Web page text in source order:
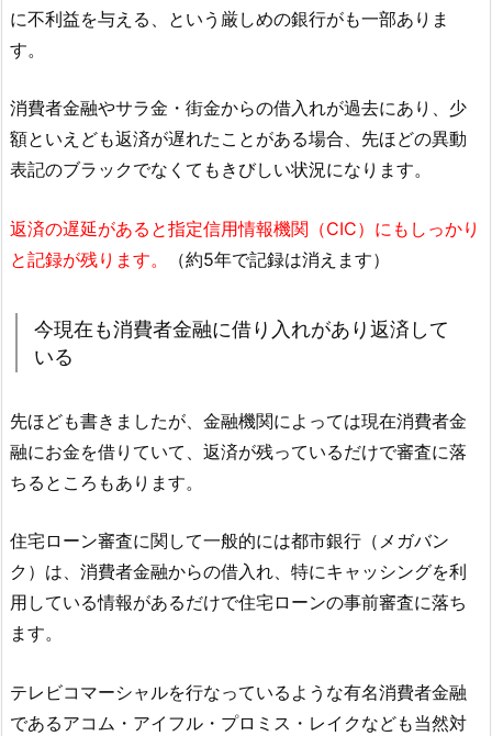
に不利益を与える、という厳しめの銀行がも一部ありま
す。
消費者金融やサラ金・街金からの借入れが過去にあり、少
額といえども返済が遅れたことがある場合、先ほどの異動
表記のブラックでなくてもきびしい状況になります。
返済の遅延があると指定信用情報機関（CIC）にもしっかり
と記録が残ります。
（約5年で記録は消えます）
今現在も消費者金融に借り入れがあり返済して
いる
先ほども書きましたが、金融機関によっては現在消費者金
融にお金を借りていて、返済が残っているだけで審査に落
ちるところもあります。
住宅ローン審査に関して一般的には都市銀行（メガバン
ク）は、消費者金融からの借入れ、特にキャッシングを利
用している情報があるだけで住宅ローンの事前審査に落ち
ます。
テレビコマーシャルを行なっているような有名消費者金融
であるアコム・アイフル・プロミス・レイクなども当然対